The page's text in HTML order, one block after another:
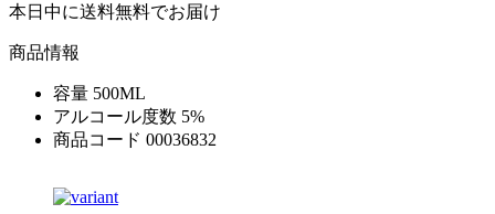
本日中に送料無料でお届け
商品情報
容量 500ML
アルコール度数 5%
商品コード 00036832